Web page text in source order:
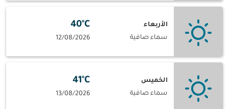
الأربعاء
سماء صافية
40°C
12/08/2026
الخميس
سماء صافية
41°C
13/08/2026